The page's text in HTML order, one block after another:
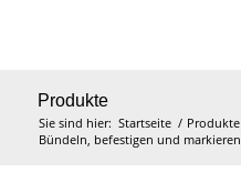
Produkte
Sie sind hier: Startseite / Produkte
Bündeln, befestigen und markieren